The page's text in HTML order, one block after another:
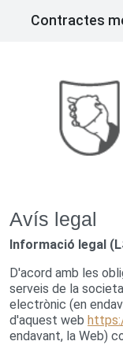
Contractes
Avís legal
Informació legal
D'acord amb les
serveis de la
electrònic (en
d'aquest web
endavant, la Web)